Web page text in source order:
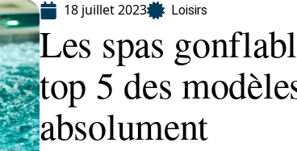
18 juillet 2023 Loisirs
Les spas
top 5 des
absolument